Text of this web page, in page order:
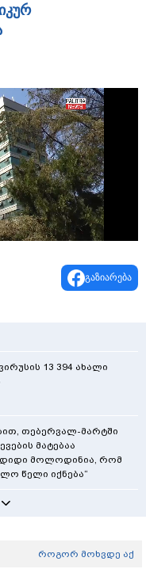
გაზიარება
13 394 ახალი
თებერვალ-მარტში
მატებაა
მოლოდინია, რომ
წელი იქნება“
როგორ მოხვდე აქ